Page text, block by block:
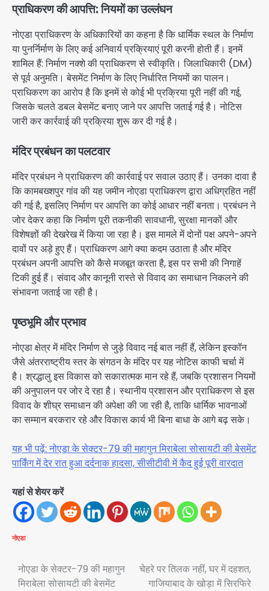
प्राधिकरण की आपत्ति: नियमों का उल्लंघन
नोएडा प्राधिकरण के अधिकारियों का कहना है कि धार्मिक स्थल के निर्माण
या पुनर्निर्माण के लिए कई अनिवार्य प्रक्रियाएं पूरी करनी होती हैं। इनमें
शामिल हैं: निर्माण नक्शे की प्राधिकरण से स्वीकृति। जिलाधिकारी (DM)
से पूर्व अनुमति। बेसमेंट निर्माण के लिए निर्धारित नियमों का पालन।
प्राधिकरण का आरोप है कि इनमें से कोई भी प्रक्रिया पूरी नहीं की गई,
जिसके चलते डबल बेसमेंट बनाए जाने पर आपत्ति जताई गई है। नोटिस
जारी कर कार्रवाई की प्रक्रिया शुरू कर दी गई है।
मंदिर प्रबंधन का पलटवार
मंदिर प्रबंधन ने प्राधिकरण की कार्रवाई पर सवाल उठाए हैं। उनका दावा है
कि कामबख्शपुर गांव की यह जमीन नोएडा प्राधिकरण द्वारा अधिग्रहित नहीं
की गई है, इसलिए निर्माण पर आपत्ति का कोई आधार नहीं बनता। प्रबंधन ने
जोर देकर कहा कि निर्माण पूरी तकनीकी सावधानी, सुरक्षा मानकों और
विशेषज्ञों की देखरेख में किया जा रहा है। इस मामले में दोनों पक्ष अपने-अपने
दावों पर अड़े हुए हैं। प्राधिकरण आगे क्या कदम उठाता है और मंदिर
प्रबंधन अपनी आपत्ति को कैसे मजबूत करता है, इस पर सभी की निगाहें
टिकी हुई हैं। संवाद और कानूनी रास्ते से विवाद का समाधान निकलने की
संभावना जताई जा रही है।
पृष्ठभूमि और प्रभाव
नोएडा क्षेत्र में मंदिर निर्माण से जुड़े विवाद नई बात नहीं हैं, लेकिन इस्कॉन
जैसे अंतरराष्ट्रीय स्तर के संगठन के मंदिर पर यह नोटिस काफी चर्चा में
है। श्रद्धालु इस विकास को सकारात्मक मान रहे हैं, जबकि प्रशासन नियमों
की अनुपालन पर जोर दे रहा है। स्थानीय प्रशासन और प्राधिकरण से इस
विवाद के शीघ्र समाधान की अपेक्षा की जा रही है, ताकि धार्मिक भावनाओं
का सम्मान बरकरार रहे और विकास कार्य भी बिना बाधा के आगे बढ़ सके।
यह भी पढ़ें: नोएडा के सेक्टर-79 की महागुन मिराबेला सोसायटी की बेसमेंट
पार्किंग में देर रात हुआ दर्दनाक हादसा, सीसीटीवी में कैद हुई पूरी वारदात
यहां से शेयर करें
नोएडा
Post
नोएडा के सेक्टर-79 की महागुन
मिराबेला सोसायटी की बेसमेंट
चेहरे पर तिलक नहीं, घर में दहशत,
गाजियाबाद के खोड़ा में सिरफिरे